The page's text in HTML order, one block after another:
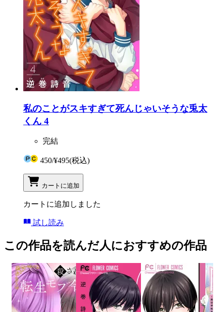
私のことがスキすぎて死んじゃいそうな兎太
くん 4
完結
450/¥495(税込)
カートに追加
カートに追加しました
試し読み
この作品を読んだ人におすすめの作品